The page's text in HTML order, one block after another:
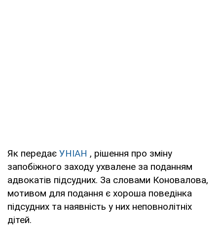
Як передає УНІАН , рішення про зміну
запобіжного заходу ухвалене за поданням
адвокатів підсудних. За словами Коновалова,
мотивом для подання є хороша поведінка
підсудних та наявність у них неповнолітніх
дітей.